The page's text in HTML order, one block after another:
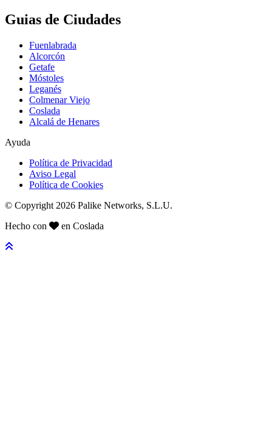
Guias de Ciudades
Fuenlabrada
Alcorcón
Getafe
Móstoles
Leganés
Colmenar Viejo
Coslada
Alcalá de Henares
Ayuda
Política de Privacidad
Aviso Legal
Política de Cookies
© Copyright 2026 Palike Networks, S.L.U.
Hecho con
en Coslada